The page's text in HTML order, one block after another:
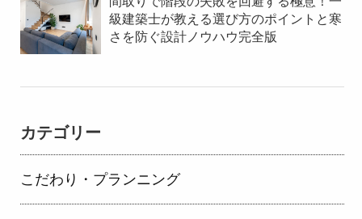
級建築士が教える選び方のポイントと寒
さを防ぐ設計ノウハウ完全版
カテゴリー
こだわり・プランニング